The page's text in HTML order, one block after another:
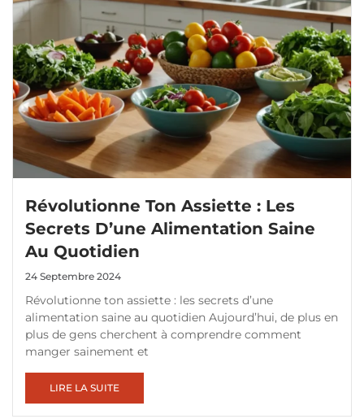
Révolutionne Ton Assiette : Les
Secrets D’une Alimentation Saine
Au Quotidien
24 Septembre 2024
Révolutionne ton assiette : les secrets d’une
alimentation saine au quotidien Aujourd’hui, de plus en
plus de gens cherchent à comprendre comment
manger sainement et
LIRE LA SUITE